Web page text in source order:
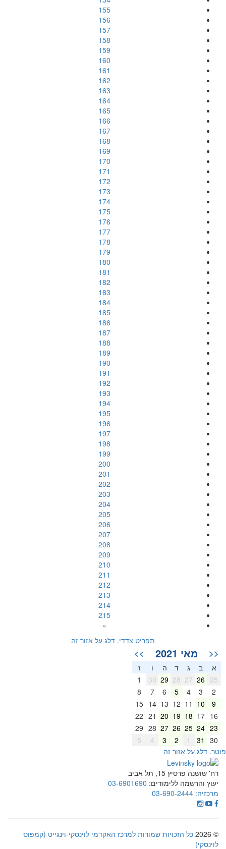
155
156
157
158
159
160
161
162
163
164
165
166
167
168
169
170
171
172
173
174
175
176
177
178
179
180
181
182
183
184
185
186
187
188
189
190
191
192
193
194
195
196
197
198
199
200
201
202
203
204
205
206
207
208
209
210
211
212
213
214
215
»
תפריט צדדי. דלג על אזור זה
<< מאי 2021 >>
א ב ג ד ה
ז
25
26
27
28
29
30
2
3
4
5
6
7
8
9
10
11
12
13
14
15
16
17
18
19
20
21
22
23
24
25
26
27
28
29
30
31
2
3
4
5
דלג על אזור זה
רח' שושנה פרסיץ 15, תל אביב
יעוץ והרשמה ללימודים: 03-6901690
מרכזיה: 03-690-2444
© 2026
כל הזכויות שמורות למרכז האקדמי לוינסקי-וינגייט (קמפוס
לוינסקי)